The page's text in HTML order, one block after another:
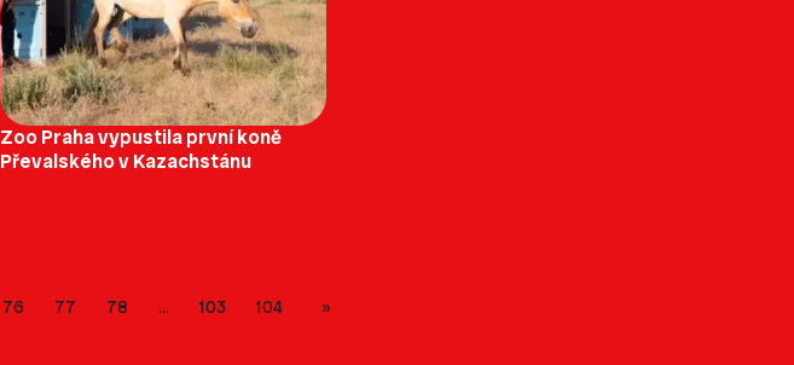
Zoo Praha vypustila první koně
Převalského v Kazachstánu
76 77 78 103 104